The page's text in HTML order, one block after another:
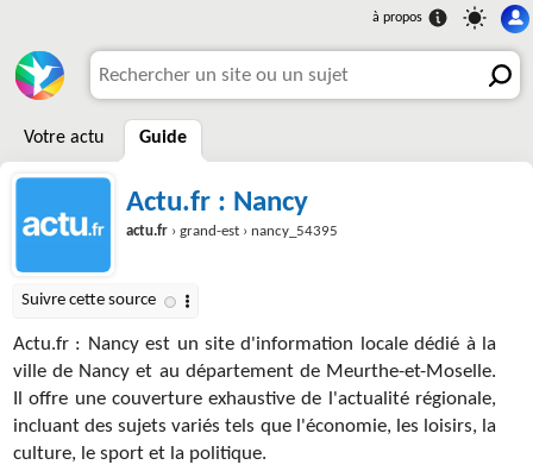
Votre actu Guide
Actu.fr : Nancy
actu.fr › grand-est › nancy_54395
Actu.fr : Nancy est un site d'information locale dédié à la
ville de Nancy et au département de Meurthe-et-Moselle.
Il offre une couverture exhaustive de l'actualité régionale,
incluant des sujets variés tels que l'économie, les loisirs, la
culture, le sport et la politique.